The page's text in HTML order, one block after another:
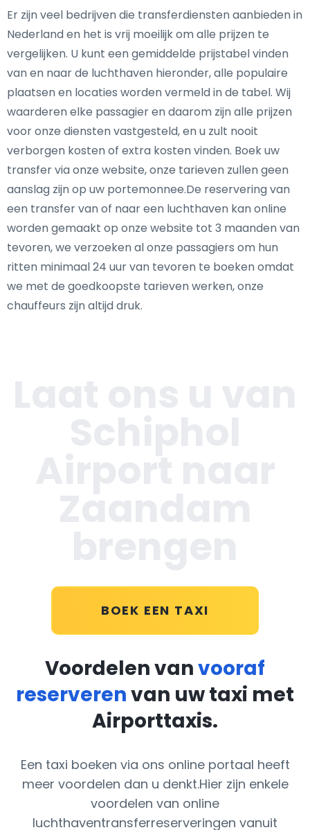
Er zijn veel bedrijven die transferdiensten aanbieden in
Nederland en het is vrij moeilijk om alle prijzen te
vergelijken. U kunt een gemiddelde prijstabel vinden
van en naar de luchthaven hieronder, alle populaire
plaatsen en locaties worden vermeld in de tabel. Wij
waarderen elke passagier en daarom zijn alle prijzen
voor onze diensten vastgesteld, en u zult nooit
verborgen kosten of extra kosten vinden. Boek uw
transfer via onze website, onze tarieven zullen geen
aanslag zijn op uw portemonnee.De reservering van
een transfer van of naar een luchthaven kan online
worden gemaakt op onze website tot 3 maanden van
tevoren, we verzoeken al onze passagiers om hun
ritten minimaal 24 uur van tevoren te boeken omdat
we met de goedkoopste tarieven werken, onze
chauffeurs zijn altijd druk.
BOEK EEN TAXI
Voordelen vanvooraf
reserverenvan uw taxi met
Airporttaxis.
Een taxi boeken via ons online portaal heeft
meer voordelen dan u denkt.Hier zijn enkele
voordelen van online
luchthaventransferreserveringen vanuit